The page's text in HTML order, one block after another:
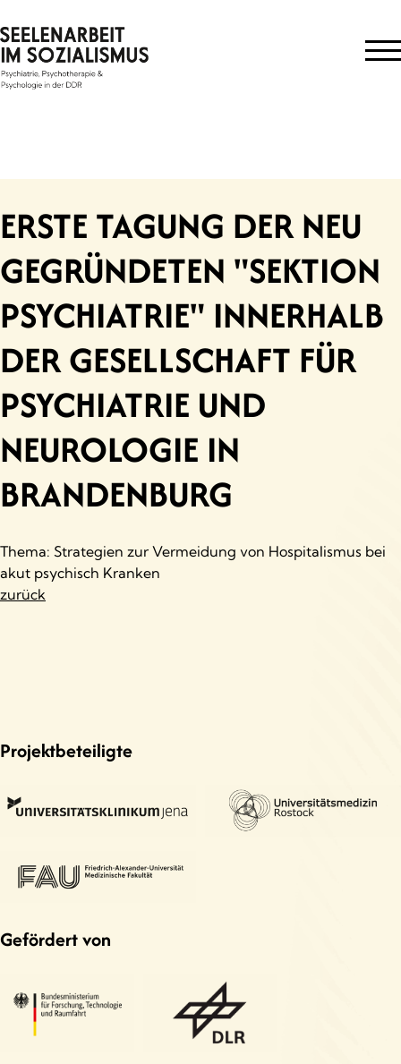
to
content
ERSTE TAGUNG DER NEU
GEGRÜNDETEN "SEKTION
PSYCHIATRIE" INNERHALB
DER GESELLSCHAFT FÜR
PSYCHIATRIE UND
NEUROLOGIE IN
BRANDENBURG
Thema: Strategien zur Vermeidung von Hospitalismus bei
akut psychisch Kranken
zurück
Projektbeteiligte
Gefördert von